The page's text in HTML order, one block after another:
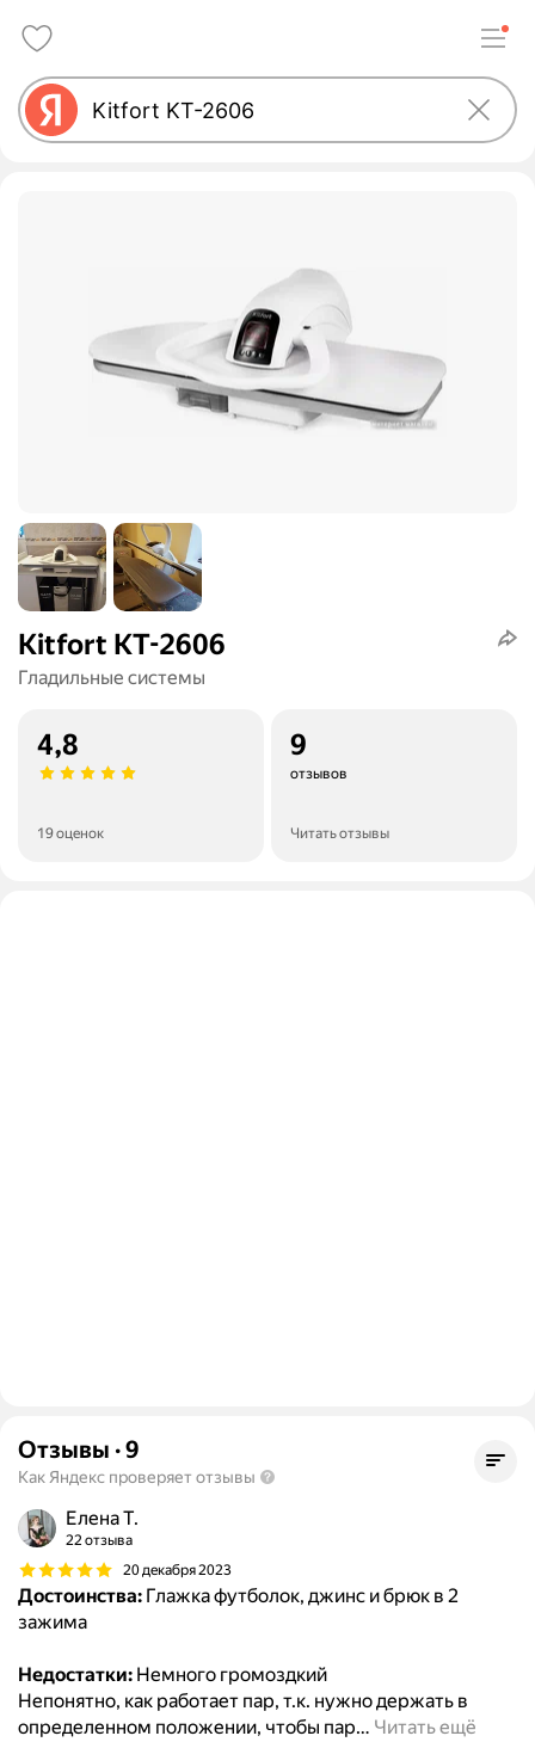
Kitfort KT-2606
Гладильные системы
4,8
19 оценок
9
отзывов
Читать отзывы
Отзывы ·9
Как Яндекс проверяет отзывы
Елена Т.
22 отзыва
20 декабря 2023
Достоинства: Глажка футболок, джинс и брюк в 2
зажима
Недостатки: Немного громоздкий
Непонятно, как работает пар, т.к. нужно держать в
определенном положении, чтобы пар… Читать ещё